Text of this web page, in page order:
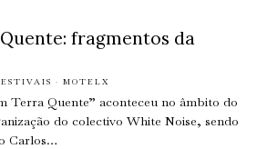
fragmentos da
· MOTELX
Terra Quente” aconteceu no âmbito do
do colectivo White Noise, sendo
Carlos…